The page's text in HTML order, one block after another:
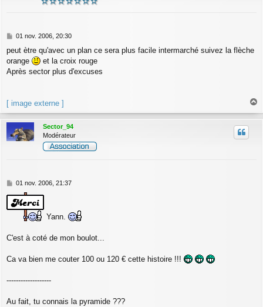
M
s
s
a
01 nov. 2006, 20:30
peut ètre qu'avec un plan ce sera plus facile intermarché suivez la flèche
orange
et la croix rouge
Après sector plus d'excuses
[ image externe ]
a
u
Sector_94
Modérateur
M
s
s
e
01 nov. 2006, 21:37
Yann.
C'est à coté de mon boulot...
Ca va bien me couter 100 ou 120 € cette histoire !!!
-------------------
Au fait, tu connais la pyramide ???